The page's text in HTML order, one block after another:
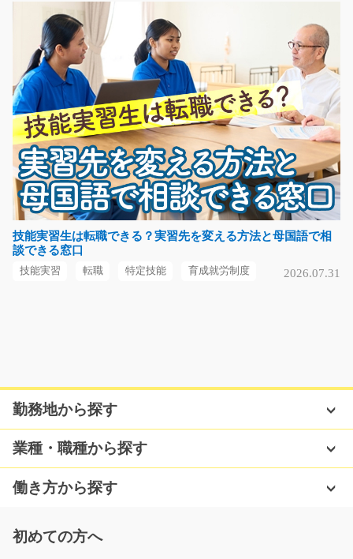
＼ 工場内でのシンプル洗浄作業 ／ スクリーン印刷用イ
ンキの生産工程で使…
長期（3ヶ月以上）
時給1,500円
埼玉県児玉郡神川町
気になる
精密部品のかんたんな組立・目視検査/y02_00095
急募
地元の方なら知っているはず？の大手企業でのお仕事で
す♪精密機械の部品を…
長期（3ヶ月以上）
ガソリンスタンドの給油スタッフ/y11_00261
★資格お持ちでない方も大歓迎★担当者オススメ★明る
く元気な方募集中★丁寧…
長期（3ヶ月以上）
長野県茅野市
技能実習生は転職できる？実習先を変える方法と母国語で相
談できる窓口
技能実習 転職 特定技能 育成就労制度 2026.07.31
勤務地から探す
業種・職種から探す
働き方から探す
初めての方へ